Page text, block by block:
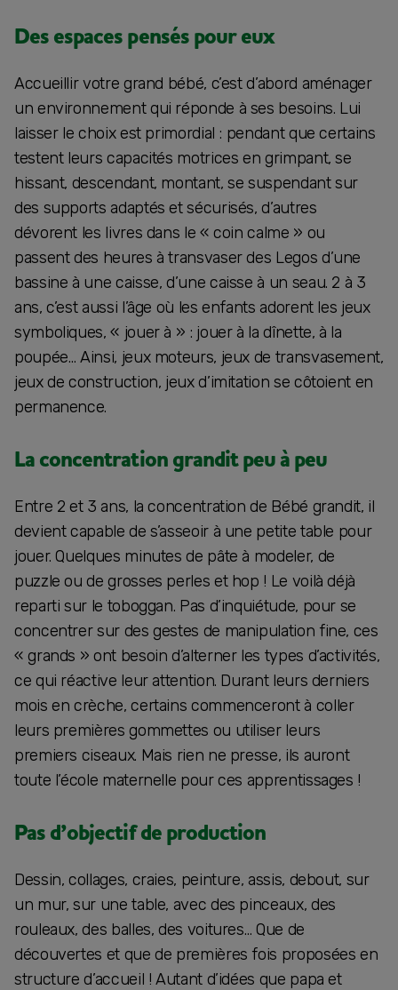
Des espaces pensés pour eux
Accueillir votre grand bébé, c’est d’abord aménager
un environnement qui réponde à ses besoins. Lui
laisser le choix est primordial : pendant que certains
testent leurs capacités motrices en grimpant, se
hissant, descendant, montant, se suspendant sur
des supports adaptés et sécurisés, d’autres
dévorent les livres dans le « coin calme » ou
passent des heures à transvaser des Legos d’une
bassine à une caisse, d’une caisse à un seau. 2 à 3
ans, c’est aussi l’âge où les enfants adorent les jeux
symboliques, « jouer à » : jouer à la dînette, à la
poupée… Ainsi, jeux moteurs, jeux de transvasement,
jeux de construction, jeux d’imitation se côtoient en
permanence.
La concentration grandit peu à peu
Entre 2 et 3 ans, la concentration de Bébé grandit, il
devient capable de s’asseoir à une petite table pour
jouer. Quelques minutes de pâte à modeler, de
puzzle ou de grosses perles et hop ! Le voilà déjà
reparti sur le toboggan. Pas d’inquiétude, pour se
concentrer sur des gestes de manipulation fine, ces
« grands » ont besoin d’alterner les types d’activités,
ce qui réactive leur attention. Durant leurs derniers
mois en crèche, certains commenceront à coller
leurs premières gommettes ou utiliser leurs
premiers ciseaux. Mais rien ne presse, ils auront
toute l’école maternelle pour ces apprentissages !
Pas d’objectif de production
Dessin, collages, craies, peinture, assis, debout, sur
un mur, sur une table, avec des pinceaux, des
rouleaux, des balles, des voitures… Que de
découvertes et que de premières fois proposées en
structure d’accueil ! Autant d’idées que papa et